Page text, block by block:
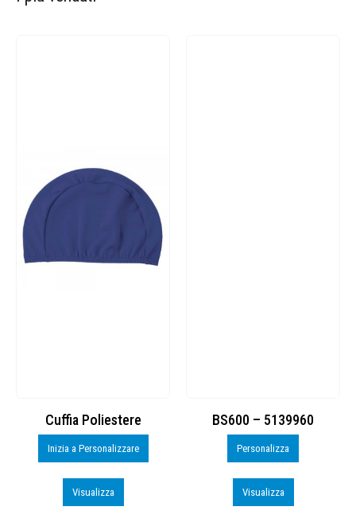
Cuffia Poliestere
Inizia a Personalizzare
Visualizza
BS600 – 5139960
Personalizza
Visualizza